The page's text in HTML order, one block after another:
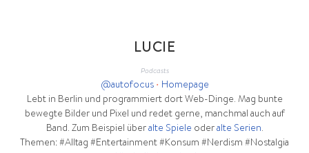
LUCIE
Podcasts
@autofocus • Homepage
Lebt in Berlin und programmiert dort Web-Dinge. Mag bunte
bewegte Bilder und Pixel und redet gerne, manchmal auch auf
Band. Zum Beispiel über alte Spiele oder alte Serien.
Themen: #Alltag #Entertainment #Konsum #Nerdism #Nostalgia